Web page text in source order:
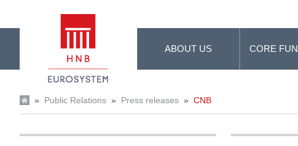
ABOUT US CORE
» Public Relations » Press releases » CNB